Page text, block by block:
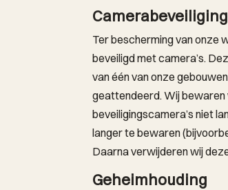
Camerabeveiliging
Ter bescherming van onze
beveiligd met camera’s.
van één van onze
geattendeerd. Wij
beveiligingscamera’s niet
langer te bewaren
Daarna verwijderen wij
Geheimhouding